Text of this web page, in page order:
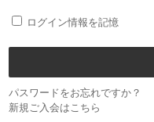
ログイン情報を記憶
パスワードをお忘れですか？
新規ご入会はこちら